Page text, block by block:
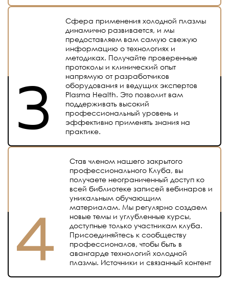
Сфера применения холодной плазмы
динамично развивается, и мы
предоставляем вам самую свежую
информацию о технологиях и
методиках. Получайте проверенные
протоколы и клинический опыт
напрямую от разработчиков
оборудования и ведущих экспертов
Plasma Health. Это позволит вам
поддерживать высокий
профессиональный уровень и
эффективно применять знания на
практике.
Став членом нашего закрытого
профессионального Клуба, вы
получаете неограниченный доступ ко
всей библиотеке записей вебинаров и
уникальным обучающим
материалам. Мы регулярно создаем
новые темы и углубленные курсы,
доступные только участникам клуба.
Присоединяйтесь к сообществу
профессионалов, чтобы быть в
авангарде технологий холодной
плазмы. Источники и связанный контент